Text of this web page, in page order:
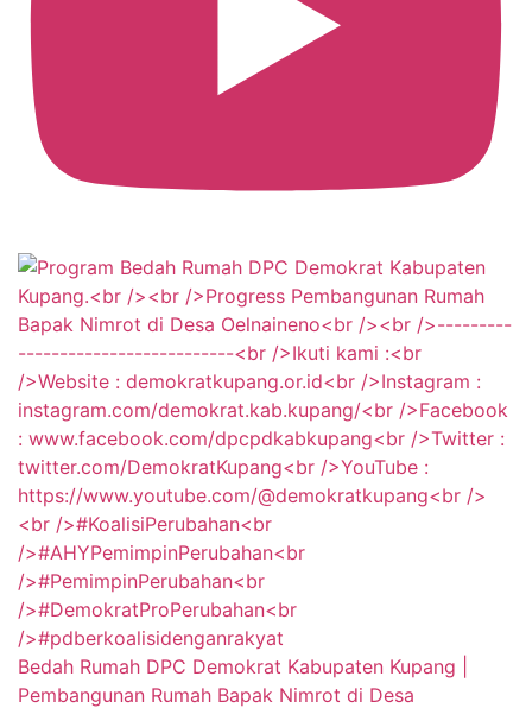
Bedah Rumah DPC Demokrat Kabupaten Kupang |
Pembangunan Rumah Bapak Nimrot di Desa